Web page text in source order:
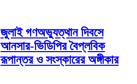
জুলাই গণঅভ্যুত্থান দিবসে
আনসার-ভিডিপির বৈপ্লবিক
রূপান্তর ও সংস্কারের অঙ্গীকার